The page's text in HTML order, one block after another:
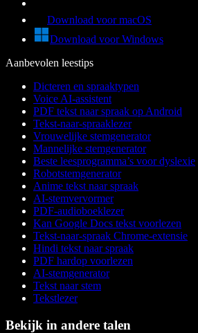
Download voor macOS
Download voor Windows
Aanbevolen leestips
Dicteren en spraaktypen
Voice AI-assistent
PDF tekst naar spraak op Android
Tekst-naar-spraaklezer
Vrouwelijke stemgenerator
Mannelijke stemgenerator
Beste leesprogramma’s voor dyslexie
Robotstemgenerator
Anime tekst naar spraak
AI-stemvervormer
PDF-audioboeklezer
Kan Google Docs tekst voorlezen
Tekst-naar-spraak Chrome-extensie
Hindi tekst naar spraak
PDF hardop voorlezen
AI-stemgenerator
Tekst naar stem
Tekstlezer
Bekijk in andere talen